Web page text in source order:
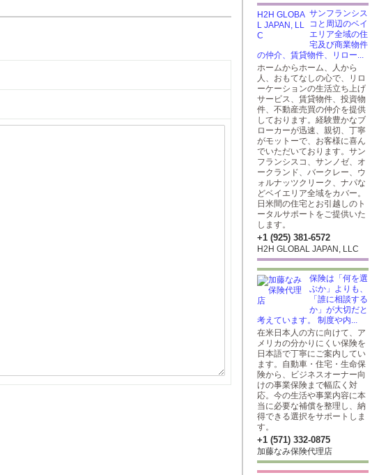
サンフランシス
コと周辺のベイ
エリア全域の住
宅及び商業物件
の仲介、賃貸物件、リロー...
ホームからホーム、人から
人、おもてなしの心で、リロ
ーケーションの生活立ち上げ
サービス、賃貸物件、投資物
件、不動産売買の仲介を提供
しております。経験豊かなブ
ローカーが迅速、親切、丁寧
がモットーで、お客様に喜ん
でいただいております。サン
フランシスコ、サンノゼ、オ
ークランド、バークレー、ウ
ォルナッツクリーク、ナパな
どベイエリア全域をカバー。
日米間の住宅とお引越しのト
ータルサポートをご提供いた
します。
+1 (925) 381-6572
H2H GLOBAL JAPAN, LLC
保険は「何を選
ぶか」よりも、
「誰に相談する
か」が大切だと
考えています。 制度や内...
在米日本人の方に向けて、ア
メリカの分かりにくい保険を
日本語で丁寧にご案内してい
ます。自動車・住宅・生命保
険から、ビジネスオーナー向
けの事業保険まで幅広く対
応。今の生活や事業内容に本
当に必要な補償を整理し、納
得できる選択をサポートしま
す。
+1 (571) 332-0875
加藤なみ保険代理店